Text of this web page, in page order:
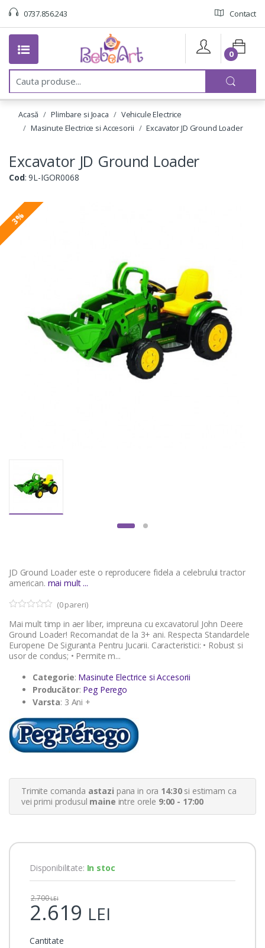
0737.856.243 Contact
C
u
0
Acasă Plimbare si Joaca
Vehicule Electrice
Masinute Electrice si Accesorii
Excavator JD Ground Loader
Excavator JD Ground Loader
Cod: 9L-IGOR0068
3%
JD Ground Loader este o reproducere fidela a celebrului tractor
american. mai mult ...
o
u
t
o
f
c
u
s
r
i
(0pareri)
Mai mult timp in aer liber, impreuna cu excavatorul John Deere
Ground Loader! Recomandat de la 3+ ani. Respecta Standardele
Europene De Siguranta Pentru Jucarii. Caracteristici: • Robust si
usor de condus; • Permite m...
Categorie: Masinute Electrice si Accesorii
Producător: Peg Perego
Varsta: 3 Ani +
Trimite comanda astazi pana in ora 14:30si estimam ca
vei primi produsul maine intre orele 9:00 - 17:00
Disponibilitate: In stoc
2.700LEI
2.619 LEI
Cantitate